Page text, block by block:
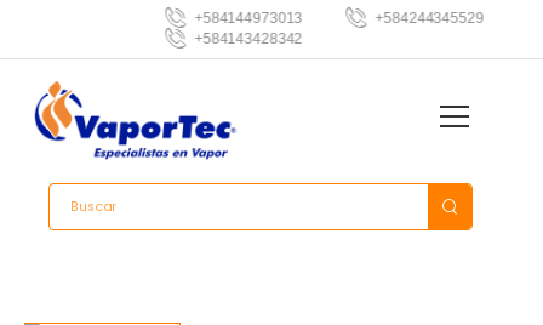
+584144973013
+584244345529
+584143428342